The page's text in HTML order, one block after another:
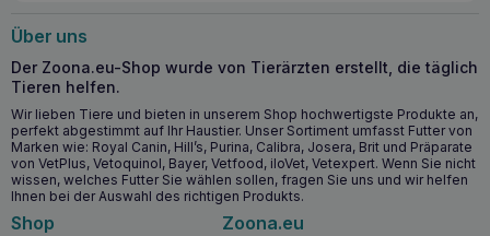
Über uns
Der Zoona.eu-Shop wurde von Tierärzten erstellt, die täglich
Tieren helfen.
Wir lieben Tiere und bieten in unserem Shop hochwertigste Produkte an,
perfekt abgestimmt auf Ihr Haustier. Unser Sortiment umfasst Futter von
Marken wie: Royal Canin, Hill’s, Purina, Calibra, Josera, Brit und Präparate
von VetPlus, Vetoquinol, Bayer, Vetfood, iloVet, Vetexpert. Wenn Sie nicht
wissen, welches Futter Sie wählen sollen, fragen Sie uns und wir helfen
Ihnen bei der Auswahl des richtigen Produkts.
Shop Zoona.eu